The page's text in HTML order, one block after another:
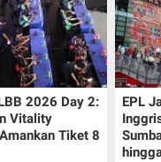
2026 Day 2:
Vitality
Tiket 8
EPL